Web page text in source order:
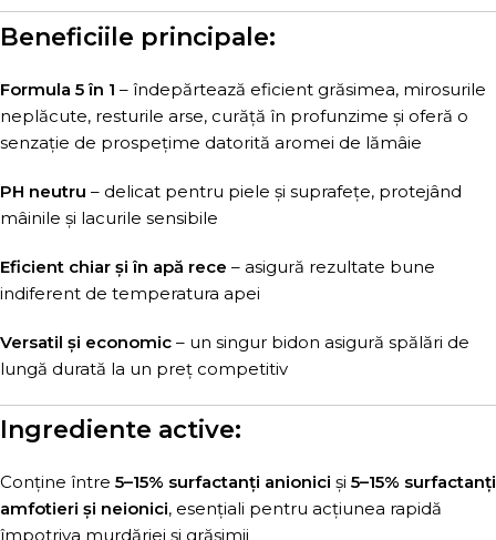
Beneficiile principale:
Formula 5 în 1 – îndepărtează eficient grăsimea, mirosurile
neplăcute, resturile arse, curăță în profunzime și oferă o
senzație de prospețime datorită aromei de lămâie
PH neutru – delicat pentru piele și suprafețe, protejând
mâinile și lacurile sensibile
Eficient chiar și în apă rece – asigură rezultate bune
indiferent de temperatura apei
Versatil și economic – un singur bidon asigură spălări de
lungă durată la un preț competitiv
Ingrediente active:
Conține între 5–15% surfactanți anionici și 5–15% surfactanți
amfotieri și neionici, esențiali pentru acțiunea rapidă
împotriva murdăriei și grăsimii